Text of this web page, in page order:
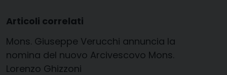
Articoli correlati
Mons. Giuseppe Verucchi annuncia la
nomina del nuovo Arcivescovo Mons.
Lorenzo Ghizzoni